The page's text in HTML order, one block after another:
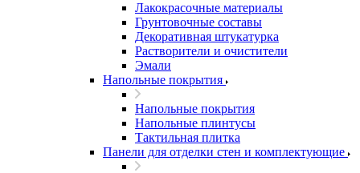
Лакокрасочные материалы
Грунтовочные составы
Декоративная штукатурка
Растворители и очистители
Эмали
Напольные покрытия
Напольные покрытия
Напольные плинтусы
Тактильная плитка
Панели для отделки стен и комплектующие